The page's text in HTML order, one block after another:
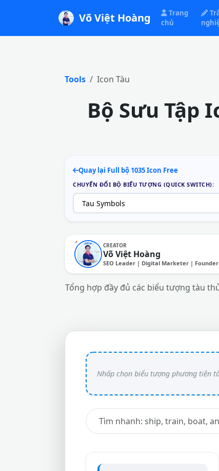
Võ Việt Hoàng
Trang
chủ
Tools Icon Tàu
Bộ Sưu Tập
Quay lại Full bộ 1035 Icon Free
CHUYỂN ĐỔI BỘ BIỂU TƯỢNG (QUICK SWITCH):
CREATOR
Võ Việt Hoàng
SEO Leader | Digital Marketer | Founder
Tổng hợp đầy đủ các biểu tượng tàu